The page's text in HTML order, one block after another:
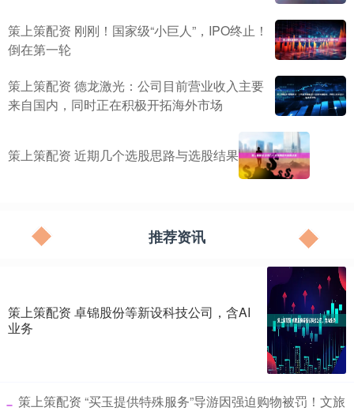
策上策配资 刚刚！国家级“小巨人”，IPO终止！
倒在第一轮
策上策配资 德龙激光：公司目前营业收入主要
来自国内，同时正在积极开拓海外市场
策上策配资 近期几个选股思路与选股结果
推荐资讯
策上策配资 卓锦股份等新设科技公司，含AI
业务
​策上策配资 “买玉提供特殊服务”导游因强迫购物被罚！文旅